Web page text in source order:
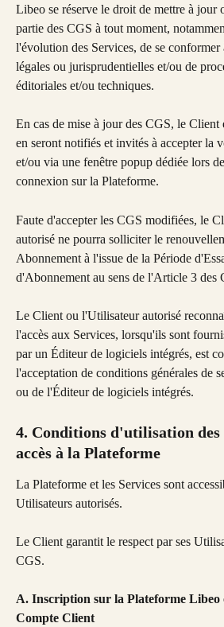
Libeo se réserve le droit de mettre à jour
partie des CGS à tout moment,
l'évolution des Services, de se conformer
légales ou jurisprudentielles et/ou de
éditoriales et/ou techniques.
En cas de mise à jour des CGS, le
en seront notifiés et invités à accepter la
et/ou via une fenêtre popup dédiée lors
connexion sur la Plateforme.
Faute d'accepter les CGS modifiées, le
autorisé ne pourra solliciter le
Abonnement à l'issue de la Période
d'Abonnement au sens de l'Article 3 des
Le Client ou l'Utilisateur autorisé
l'accès aux Services, lorsqu'ils sont
par un Éditeur de logiciels intégrés, est
l'acceptation de conditions générales de
ou de l'Éditeur de logiciels intégrés.
4. Conditions d'utilisation des
accès à la Plateforme
La Plateforme et les Services sont
Utilisateurs autorisés.
Le Client garantit le respect par ses
CGS.
A. Inscription sur la Plateforme
Compte Client